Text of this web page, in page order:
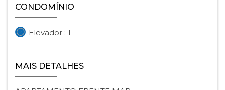
CONDOMÍNIO
Elevador : 1
MAIS DETALHES